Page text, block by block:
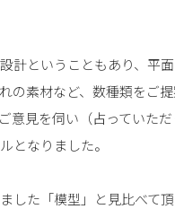
計ということもあり、平
の素材など、数種類をご
意見を伺い（占っていただ
となりました。
した「模型」と見比べて